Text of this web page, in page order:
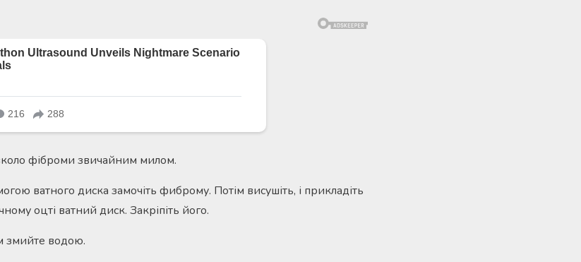
фіброми звичайним милом.
ватного диска замочіть фиброму. Потім висушіть, і прикладіть
оцті ватний диск. Закріпіть його.
змийте водою.